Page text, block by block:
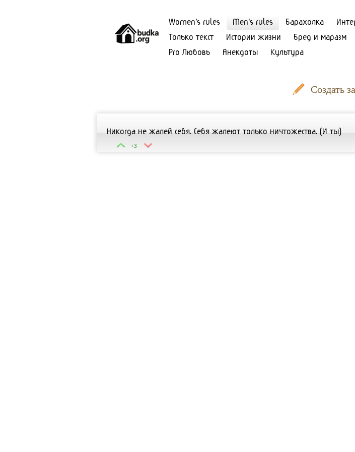
Women's rules Men's rules Барахолка
Только текст
Истории жизни Бред и маразм
Pro Любовь
Анекдоты Культура
Создать
+3
Никогда не жалей себя. Себя жалеют только ничтожества. (И ты)